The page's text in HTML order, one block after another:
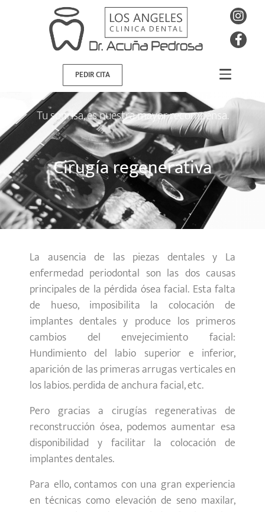
PEDIR CITA
Tu sonrisa, es nuestra mayor recompensa.
Cirugía regenerativa
La ausencia de las piezas dentales y La
enfermedad periodontal son las dos causas
principales de la pérdida ósea facial. Esta falta
de hueso, imposibilita la colocación de
implantes dentales y produce los primeros
cambios del envejecimiento facial:
Hundimiento del labio superior e inferior,
aparición de las primeras arrugas verticales en
los labios. perdida de anchura facial, etc.
Pero gracias a cirugías regenerativas de
reconstrucción ósea, podemos aumentar esa
disponibilidad y facilitar la colocación de
implantes dentales.
Para ello, contamos con una gran experiencia
en técnicas como elevación de seno maxilar,